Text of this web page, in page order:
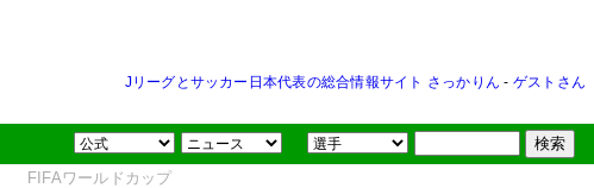
Jリーグとサッカー日本代表の総合情報サイト さっかりん - ゲストさん
FIFAワールドカップ